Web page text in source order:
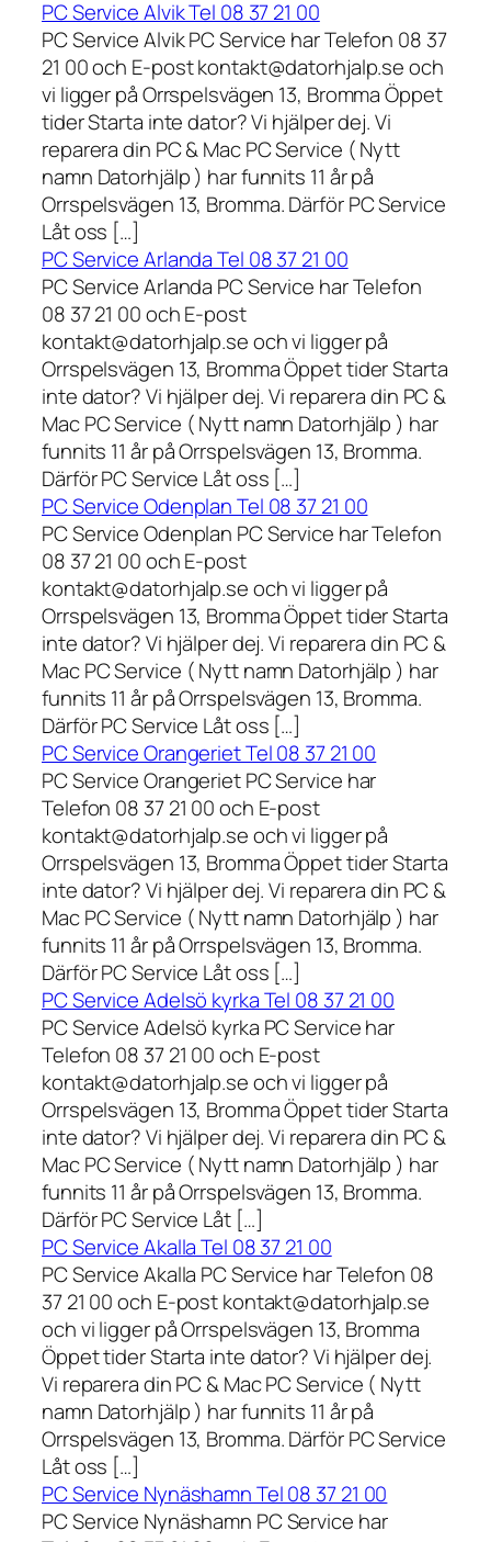
PC Service Alvik Tel 08 37 21 00
PC Service Alvik PC Service har Telefon 08 37
21 00 och E-post kontakt@datorhjalp.se och
vi ligger på Orrspelsvägen 13, Bromma Öppet
tider Starta inte dator? Vi hjälper dej. Vi
reparera din PC & Mac PC Service ( Nytt
namn Datorhjälp ) har funnits 11 år på
Orrspelsvägen 13, Bromma. Därför PC Service
Låt oss […]
PC Service Arlanda Tel 08 37 21 00
PC Service Arlanda PC Service har Telefon
08 37 21 00 och E-post
kontakt@datorhjalp.se och vi ligger på
Orrspelsvägen 13, Bromma Öppet tider Starta
inte dator? Vi hjälper dej. Vi reparera din PC &
Mac PC Service ( Nytt namn Datorhjälp ) har
funnits 11 år på Orrspelsvägen 13, Bromma.
Därför PC Service Låt oss […]
PC Service Odenplan Tel 08 37 21 00
PC Service Odenplan PC Service har Telefon
08 37 21 00 och E-post
kontakt@datorhjalp.se och vi ligger på
Orrspelsvägen 13, Bromma Öppet tider Starta
inte dator? Vi hjälper dej. Vi reparera din PC &
Mac PC Service ( Nytt namn Datorhjälp ) har
funnits 11 år på Orrspelsvägen 13, Bromma.
Därför PC Service Låt oss […]
PC Service Orangeriet Tel 08 37 21 00
PC Service Orangeriet PC Service har
Telefon 08 37 21 00 och E-post
kontakt@datorhjalp.se och vi ligger på
Orrspelsvägen 13, Bromma Öppet tider Starta
inte dator? Vi hjälper dej. Vi reparera din PC &
Mac PC Service ( Nytt namn Datorhjälp ) har
funnits 11 år på Orrspelsvägen 13, Bromma.
Därför PC Service Låt oss […]
PC Service Adelsö kyrka Tel 08 37 21 00
PC Service Adelsö kyrka PC Service har
Telefon 08 37 21 00 och E-post
kontakt@datorhjalp.se och vi ligger på
Orrspelsvägen 13, Bromma Öppet tider Starta
inte dator? Vi hjälper dej. Vi reparera din PC &
Mac PC Service ( Nytt namn Datorhjälp ) har
funnits 11 år på Orrspelsvägen 13, Bromma.
Därför PC Service Låt […]
PC Service Akalla Tel 08 37 21 00
PC Service Akalla PC Service har Telefon 08
37 21 00 och E-post kontakt@datorhjalp.se
och vi ligger på Orrspelsvägen 13, Bromma
Öppet tider Starta inte dator? Vi hjälper dej.
Vi reparera din PC & Mac PC Service ( Nytt
namn Datorhjälp ) har funnits 11 år på
Orrspelsvägen 13, Bromma. Därför PC Service
Låt oss […]
PC Service Nynäshamn Tel 08 37 21 00
PC Service Nynäshamn PC Service har